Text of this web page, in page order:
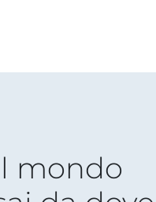
mondo